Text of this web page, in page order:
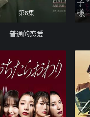
第6集
普通的恋爱